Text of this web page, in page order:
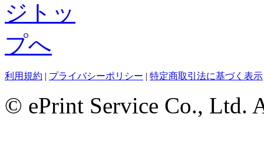
利用規約 | プライバシーポリシー | 特定商取引法に基づく表示
© ePrint Service Co., Ltd.